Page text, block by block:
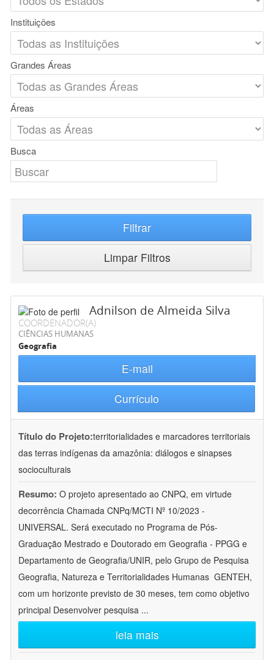
Instituições
Grandes Áreas
Áreas
Busca
Filtrar
Limpar Filtros
Adnilson de Almeida Silva
COORDENADOR(A)
CIÊNCIAS HUMANAS
Geografia
E-mail
Currículo
Título do Projeto:territorialidades e marcadores territoriais
das terras indígenas da amazônia: diálogos e sinapses
socioculturais
Resumo: O projeto apresentado ao CNPQ, em virtude
decorrência Chamada CNPq/MCTI Nº 10/2023 -
UNIVERSAL. Será executado no Programa de Pós-
Graduação Mestrado e Doutorado em Geografia - PPGG e
Departamento de Geografia/UNIR, pelo Grupo de Pesquisa
Geografia, Natureza e Territorialidades Humanas  GENTEH,
com um horizonte previsto de 30 meses, tem como objetivo
principal Desenvolver pesquisa ...
leia mais